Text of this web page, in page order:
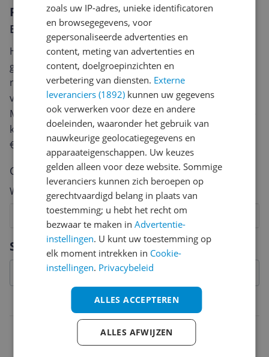
Specificaties
Technisch
Reviews
Er zijn nog geen reviews geschreven
Heb jij dit product in bezit en wil je graag je mening
geven? Start dan hieronder met het schrijven van je
review. Afhankelijk van de details duurt het schrijven
van een review gemiddeld tussen de 3 en 10 minuten.
Met jouw mening help je andere bezoekers een betere
keuze te maken én maak je iedere maand kans op
€250,-!
Klik hier voor de actievoorwaarden.
Cijfer
Welk cijfer geef jij dit product?
7
6
5
4
3
2
Vraag 1 van 4
zoals uw IP-adres, unieke identificatoren
en browsegegevens, voor
gepersonaliseerde advertenties en
content, meting van advertenties en
content, doelgroepinzichten en
verbetering van diensten. Externe
leveranciers (1892) kunnen uw gegevens
ook verwerken voor deze en andere
doeleinden, waaronder het gebruik van
nauwkeurige geolocatiegegevens en
apparaateigenschappen. Uw keuzes
gelden alleen voor deze website. Sommige
leveranciers kunnen zich beroepen op
gerechtvaardigd belang in plaats van
toestemming; u hebt het recht om
bezwaar te maken inAdvertentie-
instellingen. U kunt uw toestemming op
elk moment intrekken in Cookie-
instellingen. Privacybeleid
ALLES ACCEPTEREN
ALLES AFWIJZEN